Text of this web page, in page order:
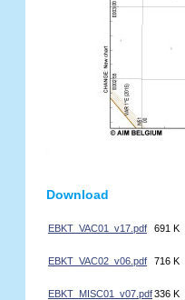
Download
EBKT_VAC01_v17.pdf 691 K
EBKT_VAC02_v06.pdf 716 K
EBKT_MISC01_v07.pdf336 K